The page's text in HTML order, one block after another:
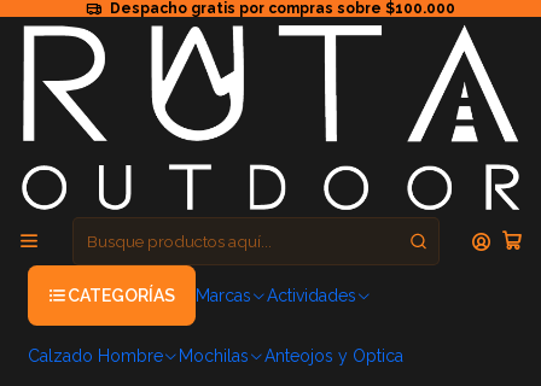
Despacho gratis por compras sobre $100.000
CATEGORÍAS Marcas Actividades
Calzado Hombre Mochilas Anteojos y Optica